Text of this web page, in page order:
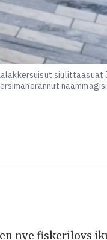
siulittaasuat
nye fiskerilovs